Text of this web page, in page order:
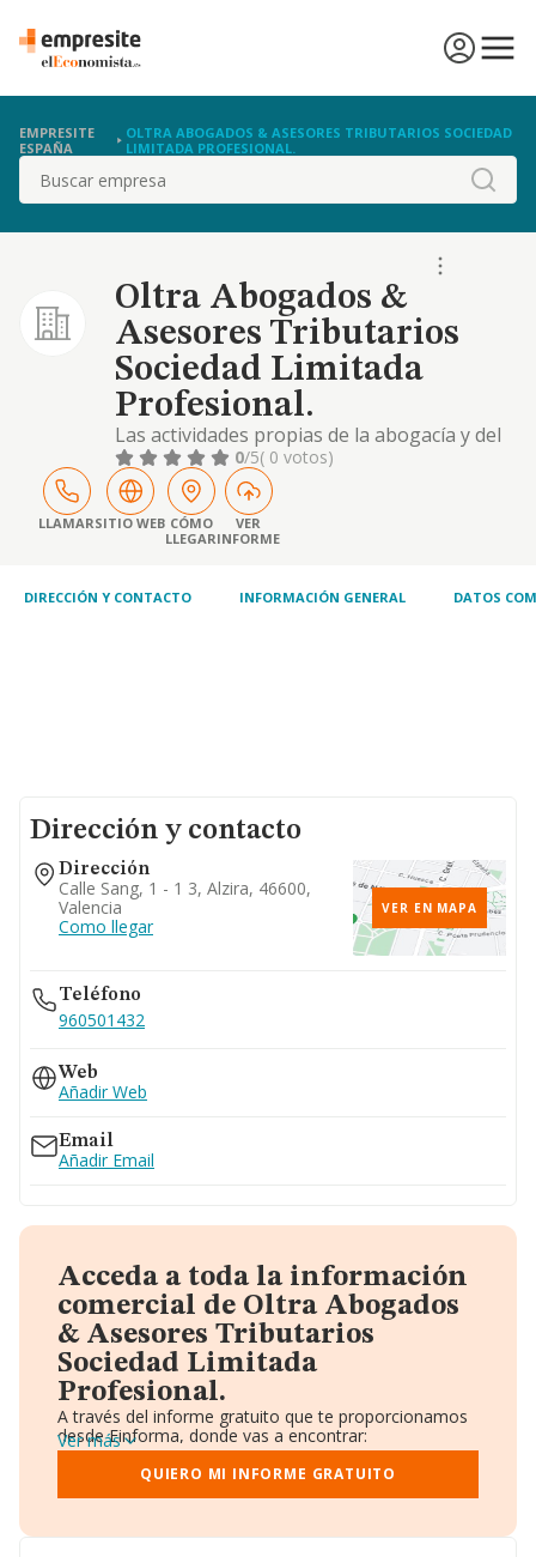
EMPRESITE
ESPAÑA
OLTRA ABOGADOS & ASESORES TRIBUTARIOS SOCIEDAD
LIMITADA PROFESIONAL.
Buscar
Oltra Abogados &
Asesores Tributarios
Sociedad Limitada
Profesional.
Las actividades propias de la abogacía y del
asesoramiento legal
0/5( 0 votos)
LLAMARSITIO WEB CÓMO
LLEGAR
VER
INFORME
DIRECCIÓN Y CONTACTO INFORMACIÓN GENERAL DATOS
Dirección y contacto
Dirección
Calle Sang, 1 - 1 3, Alzira, 46600,
Valencia
Como llegar
VER EN MAPA
Teléfono
960501432
Web
Añadir Web
Email
Añadir Email
Acceda a toda la información
comercial de Oltra Abogados
& Asesores Tributarios
Sociedad Limitada
Profesional.
A través del informe gratuito que te proporcionamos
desde Einforma, donde vas a encontrar:
Datos identificativos: Denominación, CIF,
Teléfono, Domicilio.
Informe Mercantil Completo (BORME).
Ver más
QUIERO MI INFORME GRATUITO